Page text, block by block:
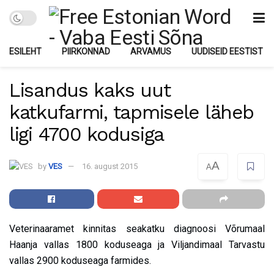
ESILEHT PIIRKONNAD ARVAMUS UUDISEID EESTIST
Lisandus kaks uut
katkufarmi, tapmisele läheb
ligi 4700 kodusiga
by VES 16. august 2015 AA
Veterinaaramet kinnitas seakatku diagnoosi Võrumaal
Haanja vallas 1800 koduseaga ja Viljandimaal Tarvastu
vallas 2900 koduseaga farmides.